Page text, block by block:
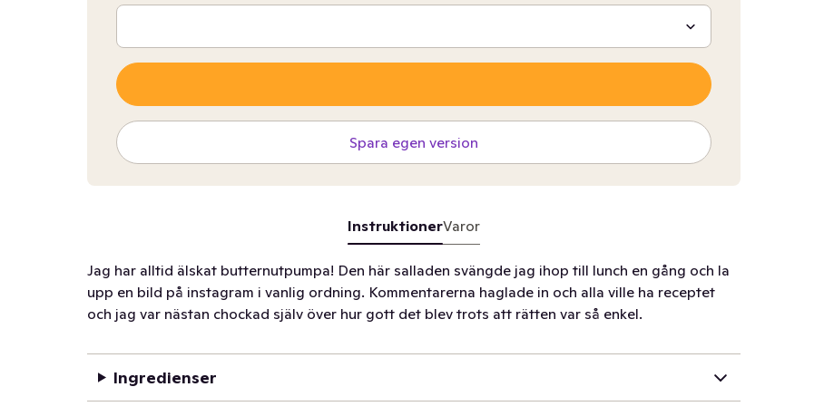
Spara egen version
InstruktionerVaror
Jag har alltid älskat butternutpumpa! Den här salladen svängde jag ihop till lunch en gång och la
upp en bild på instagram i vanlig ordning. Kommentarerna haglade in och alla ville ha receptet
och jag var nästan chockad själv över hur gott det blev trots att rätten var så enkel.
Ingredienser